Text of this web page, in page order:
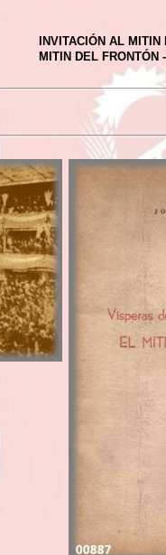
INVITACIÓN AL
MITIN DEL FRONTÓN